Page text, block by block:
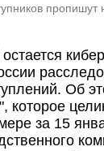
пропишут
Об
которое
за 15